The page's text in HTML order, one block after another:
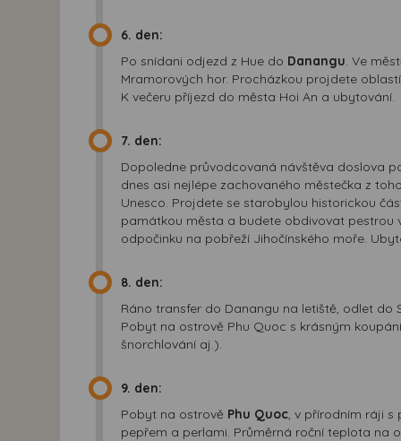
6. den:
Po snídani odjezd z Hue do Danangu. Ve
Mramorových hor. Procházkou projdete
K večeru příjezd do města Hoi An a ubytování.
7. den:
Dopoledne průvodcovaná návštěva doslova
dnes asi nejlépe zachovaného městečka z
Unesco. Projdete se starobylou historickou
památkou města a budete obdivovat pestrou
odpočinku na pobřeží Jihočínského moře.
8. den:
Ráno transfer do Danangu na letiště, odlet do
Pobyt na ostrově Phu Quoc s krásným
šnorchlování aj.).
9. den:
Pobyt na ostrově Phu Quoc, v přírodním ráji s
pepřem a perlami. Průměrná roční teplota na